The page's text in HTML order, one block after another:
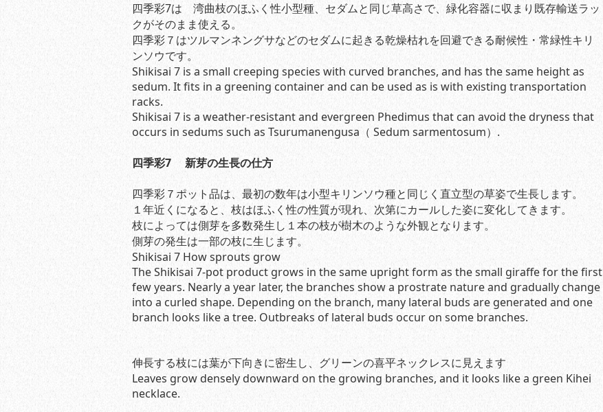
四季彩7は 湾曲枝のほふく性小型種、セダムと同じ草高さで、緑化容器に収まり既存輸送ラッ
クがそのまま使える。
四季彩７はツルマンネングサなどのセダムに起きる乾燥枯れを回避できる耐候性・常緑性キリ
ンソウです。
Shikisai 7 is a small creeping species with curved branches, and has the same height as
sedum. It fits in a greening container and can be used as is with existing transportation
racks.
Shikisai 7 is a weather-resistant and evergreen Phedimus that can avoid the dryness that
occurs in sedums such as Tsurumanengusa（ Sedum sarmentosum）.
四季彩7 新芽の生長の仕方
四季彩７ポット品は、最初の数年は小型キリンソウ種と同じく直立型の草姿で生長します。
１年近くになると、枝はほふく性の性質が現れ、次第にカールした姿に変化してきます。
枝によっては側芽を多数発生し１本の枝が樹木のような外観となります。
側芽の発生は一部の枝に生じます。
Shikisai 7 How sprouts grow
The Shikisai 7-pot product grows in the same upright form as the small giraffe for the first
few years. Nearly a year later, the branches show a prostrate nature and gradually change
into a curled shape. Depending on the branch, many lateral buds are generated and one
branch looks like a tree. Outbreaks of lateral buds occur on some branches.
伸長する枝には葉が下向きに密生し、グリーンの喜平ネックレスに見えます
Leaves grow densely downward on the growing branches, and it looks like a green Kihei
necklace.